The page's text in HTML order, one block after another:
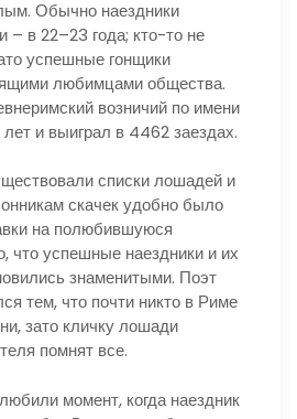
Обычно наездники
– в 22–23 года; кто-то не
успешные гонщики
любимцами общества.
возничий по имени
и выиграл в 4462 заездах.
списки лошадей и
скачек удобно было
на полюбившуюся
что успешные наездники и их
знаменитыми. Поэт
тем, что почти никто в Риме
зато кличку лошади
помнят все.
момент, когда наездник